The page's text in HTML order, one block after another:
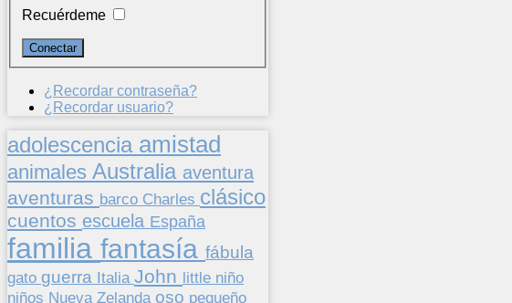
Recuérdeme
¿Recordar contraseña?
¿Recordar usuario?
adolescencia amistad
animales Australia aventura
aventuras barco Charles clásico
cuentos escuela España
familia fantasía fábula
gato guerra Italia John little niño
niños Nueva Zelanda oso pequeño